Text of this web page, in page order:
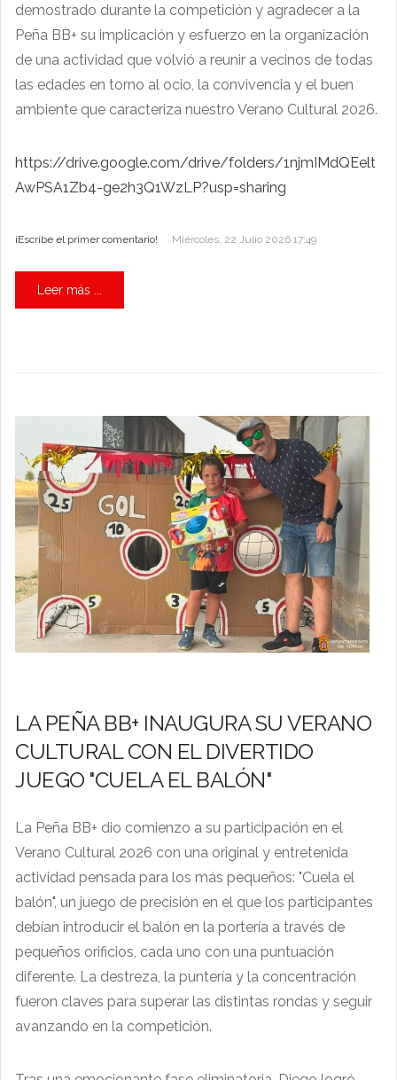
demostrado durante la competición y agradecer a la
Peña BB+ su implicación y esfuerzo en la organización
de una actividad que volvió a reunir a vecinos de todas
las edades en torno al ocio, la convivencia y el buen
ambiente que caracteriza nuestro Verano Cultural 2026.
https://drive.google.com/drive/folders/1njmIMdQEelt
AwPSA1Zb4-ge2h3Q1WzLP?usp=sharing
¡Escribe el primer comentario! Miércoles, 22 Julio 2026 17:49
Leer más ...
LA PEÑA BB+ INAUGURA SU VERANO
CULTURAL CON EL DIVERTIDO
JUEGO "CUELA EL BALÓN"
La Peña BB+ dio comienzo a su participación en el
Verano Cultural 2026 con una original y entretenida
actividad pensada para los más pequeños: "Cuela el
balón", un juego de precisión en el que los participantes
debían introducir el balón en la portería a través de
pequeños orificios, cada uno con una puntuación
diferente. La destreza, la puntería y la concentración
fueron claves para superar las distintas rondas y seguir
avanzando en la competición.